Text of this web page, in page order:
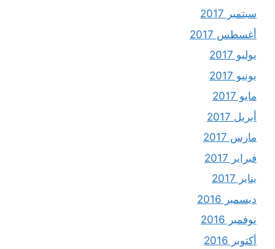
سبتمبر 2017
أغسطس 2017
يوليو 2017
يونيو 2017
مايو 2017
أبريل 2017
مارس 2017
فبراير 2017
يناير 2017
ديسمبر 2016
نوفمبر 2016
أكتوبر 2016